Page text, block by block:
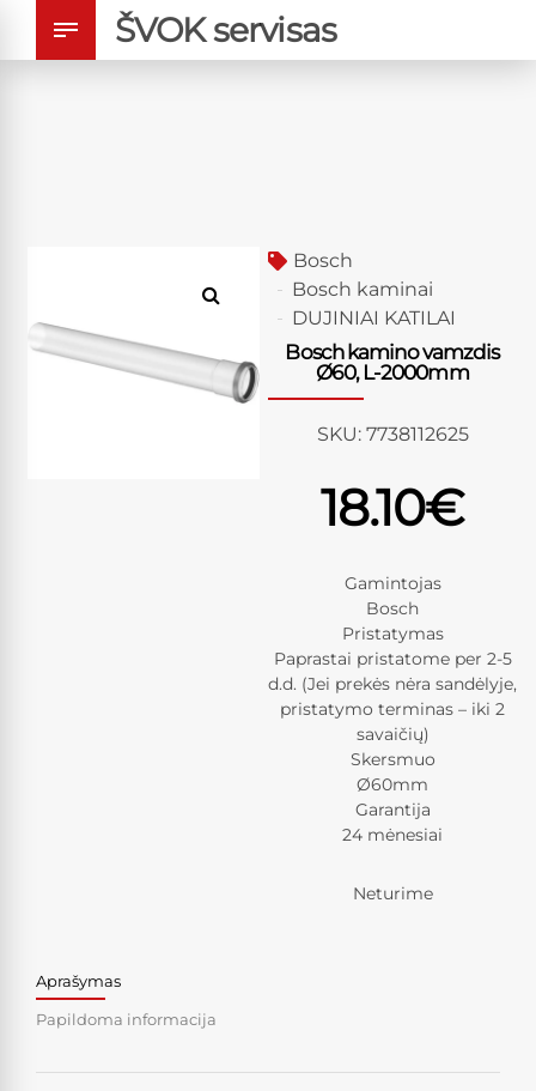
ŠVOK servisas
Bosch
Bosch kaminai
DUJINIAI KATILAI
Bosch kamino vamzdis
Ø60, L-2000mm
SKU: 7738112625
18.10€
Gamintojas
Bosch
Pristatymas
Paprastai pristatome per 2-5
d.d. (Jei prekės nėra sandėlyje,
pristatymo terminas – iki 2
savaičių)
Skersmuo
Ø60mm
Garantija
24 mėnesiai
Neturime
Aprašymas
Papildoma informacija